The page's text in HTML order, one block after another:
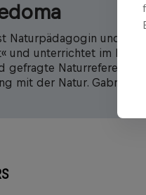
Naturpädagogin und
und unterrichtet im
gefragte Naturreferentin
mit der Natur. Gabriela